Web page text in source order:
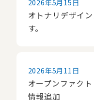
2026年5月15日
オトナリデザイ
す。
2026年5月11日
オープンファク
情報追加